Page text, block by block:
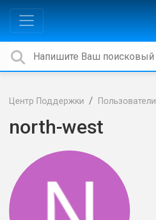
Центр Поддержки Пользователи
north-west